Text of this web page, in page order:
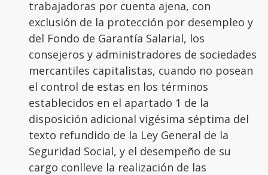
trabajadoras por cuenta ajena, con
exclusión de la protección por desempleo y
del Fondo de Garantía Salarial, los
consejeros y administradores de sociedades
mercantiles capitalistas, cuando no posean
el control de estas en los términos
establecidos en el apartado 1 de la
disposición adicional vigésima séptima del
texto refundido de la Ley General de la
Seguridad Social, y el desempeño de su
cargo conlleve la realización de las